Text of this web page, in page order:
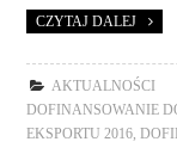
CZYTAJ DALEJ
AKTUALNOŚCI
DOFINANSOWANIE
EKSPORTU 2016,